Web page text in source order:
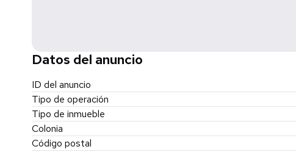
Datos del anuncio
ID del anuncio
Tipo de operación
Tipo de inmueble
Colonia
Código postal